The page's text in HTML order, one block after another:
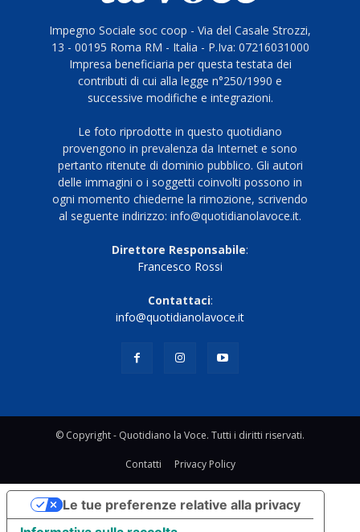
Impegno Sociale soc coop - Via del Casale Strozzi,
13 - 00195 Roma RM - Italia - P.Iva: 07216031000
Impresa beneficiaria per questa testata dei
contributi di cui alla legge n°250/1990 e
successive modifiche e integrazioni.
Le foto riprodotte in questo quotidiano
provengono in prevalenza da Internet e sono
pertanto ritenute di dominio pubblico. Gli autori
delle immagini o i soggetti coinvolti possono in
ogni momento chiederne la rimozione, scrivendo
al seguente indirizzo: info@quotidianolavoce.it.
Direttore Responsabile:
Francesco Rossi
Contattaci:
info@quotidianolavoce.it
© Copyright - Quotidiano la Voce. Tutti i diritti riservati.
Contatti Privacy Policy
Le tue preferenze relative alla privacy